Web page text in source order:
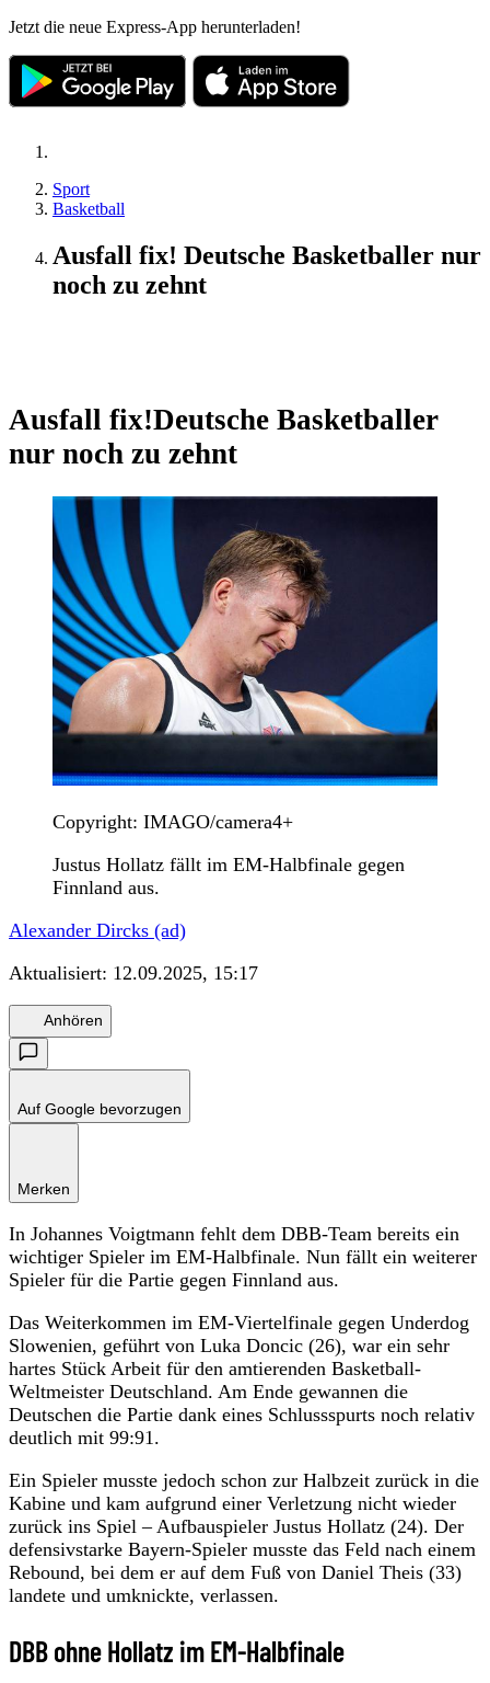
Jetzt die neue Express-App herunterladen!
Sport
Basketball
Ausfall fix! Deutsche Basketballer nur
noch zu zehnt
Ausfall fix!Deutsche Basketballer
nur noch zu zehnt
Copyright: IMAGO/camera4+
Justus Hollatz fällt im EM-Halbfinale gegen
Finnland aus.
Alexander Dircks (ad)
Aktualisiert: 12.09.2025, 15:17
Anhören
Auf Google bevorzugen
Merken
In Johannes Voigtmann fehlt dem DBB-Team bereits ein
wichtiger Spieler im EM-Halbfinale. Nun fällt ein weiterer
Spieler für die Partie gegen Finnland aus.
Das Weiterkommen im EM-Viertelfinale gegen Underdog
Slowenien, geführt von Luka Doncic (26), war ein sehr
hartes Stück Arbeit für den amtierenden Basketball-
Weltmeister Deutschland. Am Ende gewannen die
Deutschen die Partie dank eines Schlussspurts noch relativ
deutlich mit 99:91.
Ein Spieler musste jedoch schon zur Halbzeit zurück in die
Kabine und kam aufgrund einer Verletzung nicht wieder
zurück ins Spiel – Aufbauspieler Justus Hollatz (24). Der
defensivstarke Bayern-Spieler musste das Feld nach einem
Rebound, bei dem er auf dem Fuß von Daniel Theis (33)
landete und umknickte, verlassen.
DBB ohne Hollatz im EM-Halbfinale